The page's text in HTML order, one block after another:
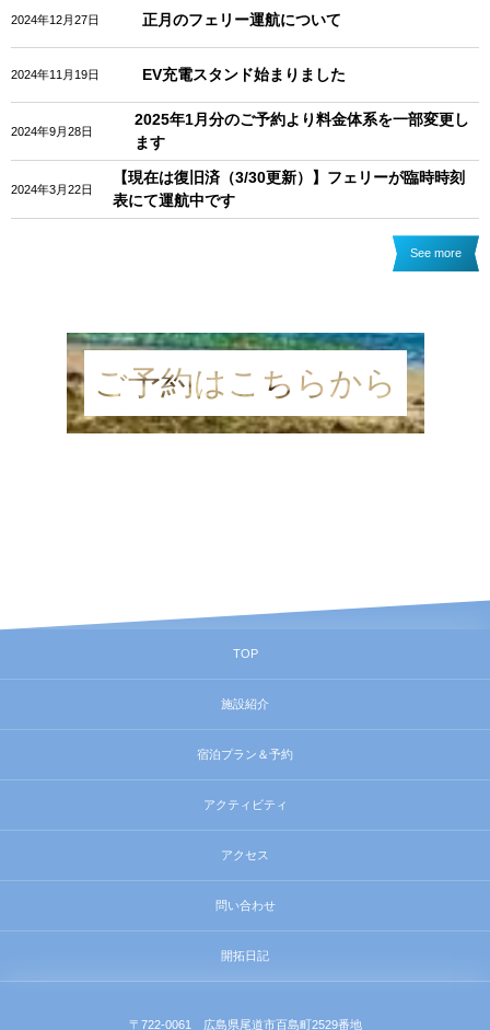
2024年12月27日 正月のフェリー運航について
2024年11月19日 EV充電スタンド始まりました
2024年9月28日
2025年1月分のご予約より料金体系を一部変更し
ます
2024年3月22日
【現在は復旧済（3/30更新）】フェリーが臨時時刻
表にて運航中です
See more
ご予約はこちら から
TOP
施設紹介
宿泊プラン＆予約
アクティビティ
アクセス
問い合わせ
開拓日記
〒722-0061 広島県尾道市百島町2529番地